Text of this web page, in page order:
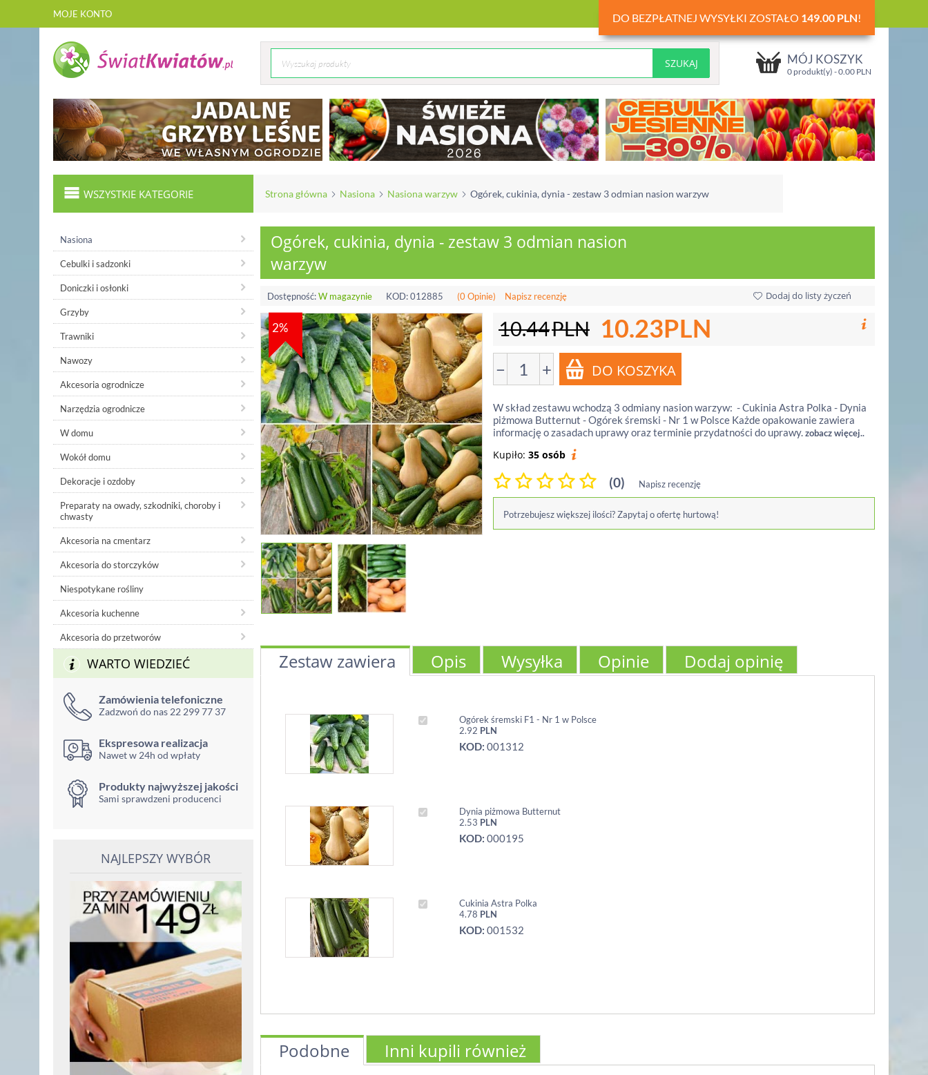
MOJE KONTO DO BEZPŁATNEJ WYSYŁKI ZOSTAŁO 149.00 PLN!
MÓJ KOSZYK
0 produkt(y) -0.00 PLN
WSZYSTKIE KATEGORIE Strona główna Nasiona Nasiona warzyw Ogórek, cukinia, dynia - zestaw 3 odmian nasion warzyw
Nasiona
Cebulki i sadzonki
Doniczki i osłonki
Grzyby
Trawniki
Nawozy
Akcesoria ogrodnicze
Narzędzia ogrodnicze
W domu
Wokół domu
Dekoracje i ozdoby
Preparaty na owady, szkodniki, choroby i
chwasty
Akcesoria na cmentarz
Akcesoria do storczyków
Niespotykane rośliny
Akcesoria kuchenne
Akcesoria do przetworów
WARTO WIEDZIEĆ
Zamówienia telefoniczne
Zadzwoń do nas 22 299 77 37
Ekspresowa realizacja
Nawet w 24h od wpłaty
Produkty najwyższej jakości
Sami sprawdzeni producenci
NAJLEPSZY WYBÓR
Ogórek, cukinia, dynia - zestaw 3 odmian nasion
warzyw
Dostępność:W magazynie KOD:012885 (0 Opinie) Napisz recenzję Dodaj do listy życzeń
2% 10.44PLN 10.23PLN
− +
W skład zestawu wchodzą 3 odmiany nasion warzyw: - Cukinia Astra Polka - Dynia
piżmowa Butternut - Ogórek śremski - Nr 1 w Polsce Każde opakowanie zawiera
informację o zasadach uprawy oraz terminie przydatności do uprawy.zobacz więcej..
Kupiło: 35 osób
(0) Napisz recenzję
Potrzebujesz większej ilości? Zapytaj o ofertę hurtową!
Zestaw zawiera Opis Wysyłka Opinie Dodaj opinię
Ogórek śremski F1 - Nr 1 w Polsce
2.92 PLN
KOD: 001312
Dynia piżmowa Butternut
2.53 PLN
KOD: 000195
Cukinia Astra Polka
4.78 PLN
KOD: 001532
Podobne Inni kupili również